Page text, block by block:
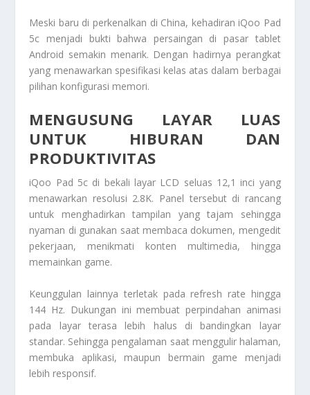
Meski baru di perkenalkan di China, kehadiran iQoo Pad
5c menjadi bukti bahwa persaingan di pasar tablet
Android semakin menarik. Dengan hadirnya perangkat
yang menawarkan spesifikasi kelas atas dalam berbagai
pilihan konfigurasi memori.
MENGUSUNG LAYAR LUAS
UNTUK HIBURAN DAN
PRODUKTIVITAS
iQoo Pad 5c di bekali layar LCD seluas 12,1 inci yang
menawarkan resolusi 2.8K. Panel tersebut di rancang
untuk menghadirkan tampilan yang tajam sehingga
nyaman di gunakan saat membaca dokumen, mengedit
pekerjaan, menikmati konten multimedia, hingga
memainkan game.
Keunggulan lainnya terletak pada refresh rate hingga
144 Hz. Dukungan ini membuat perpindahan animasi
pada layar terasa lebih halus di bandingkan layar
standar. Sehingga pengalaman saat menggulir halaman,
membuka aplikasi, maupun bermain game menjadi
lebih responsif.